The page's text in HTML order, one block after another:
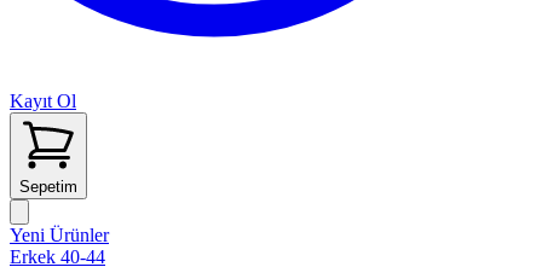
Kayıt Ol
Sepetim
Yeni Ürünler
Erkek 40-44